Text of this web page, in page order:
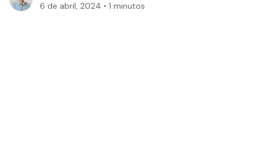
6 de abril, 2024 • 1 minutos